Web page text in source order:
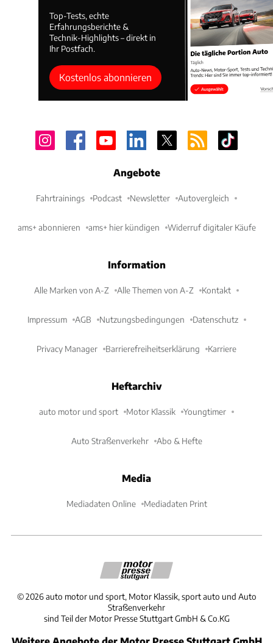
Top-Tests, echte
Erfahrungsberichte &
Technik-Highlights – direkt in
Ihr Postfach.
Kostenlos abonnieren
Angebote
Fahrtrainings Podcast Newsletter Autovergleich
ams+ abonnieren ams+ hier kündigen Widerruf digitaler Käufe
Information
Alle Marken von A-Z Alle Themen von A-Z Kontakt
Impressum AGB Nutzungsbedingungen Datenschutz
Privacy Manager Barrierefreiheitserklärung Karriere
Heftarchiv
auto motor und sport Motor Klassik Youngtimer
Auto Straßenverkehr Abo & Hefte
Media
Mediadaten Online Mediadaten Print
©2026 auto motor und sport, Motor Klassik, sport auto und Auto
Straßenverkehr
sind Teil der Motor Presse Stuttgart GmbH & Co.KG
Weitere Angebote der Motor Presse Stuttgart GmbH